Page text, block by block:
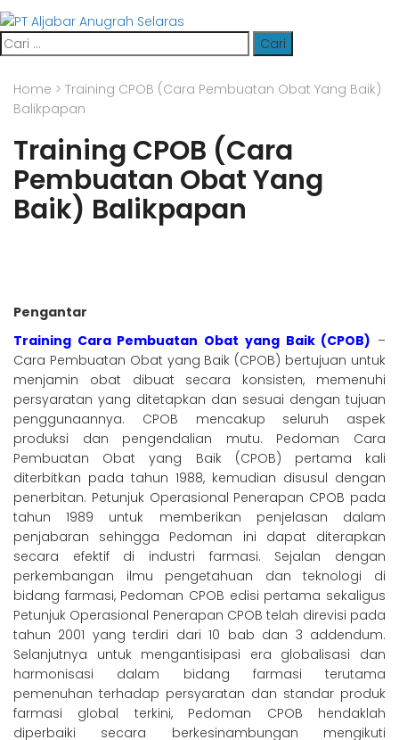
Cari
untuk:
Home > Training CPOB (Cara Pembuatan Obat Yang Baik)
Balikpapan
Training CPOB (Cara
Pembuatan Obat Yang
Baik) Balikpapan
Pengantar
Training Cara Pembuatan Obat yang Baik (CPOB) –
Cara Pembuatan Obat yang Baik (CPOB) bertujuan untuk
menjamin
obat dibuat secara konsisten,
memenuhi
persyaratan yang ditetapkan dan sesuai dengan tujuan
penggunaannya.
CPOB mencakup seluruh aspek
produksi dan pengendalian mutu. Pedoman Cara
Pembuatan Obat yang Baik (CPOB) pertama kali
diterbitkan pada tahun 1988, kemudian disusul dengan
penerbitan. Petunjuk Operasional Penerapan CPOB pada
tahun
1989 untuk memberikan penjelasan
dalam
penjabaran
sehingga Pedoman ini dapat diterapkan
secara efektif di industri farmasi. Sejalan
dengan
perkembangan
ilmu pengetahuan dan teknologi
di
bidang farmasi, Pedoman CPOB edisi pertama sekaligus
Petunjuk Operasional Penerapan CPOB telah direvisi pada
tahun 2001 yangterdiri dari 10 bab dan 3 addendum.
Selanjutnya
untuk mengantisipasi era globalisasi
dan
harmonisasi
dalam bidang farmasi
terutama
pemenuhan terhadap persyaratan dan standar produk
farmasi global terkini, Pedoman CPOB
hendaklah
diperbaiki
secara berkesinambungan mengikuti